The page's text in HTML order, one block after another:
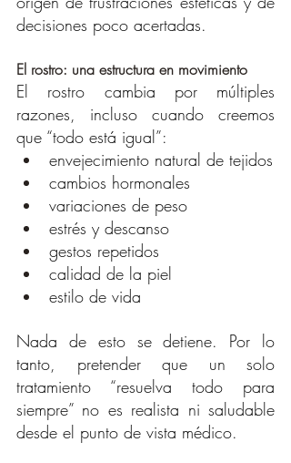
decisiones poco acertadas.
El rostro: una estructura en movimiento
El rostro cambia por múltiples
razones, incluso cuando creemos
que “todo está igual”:
envejecimiento natural de tejidos
cambios hormonales
variaciones de peso
estrés y descanso
gestos repetidos
calidad de la piel
estilo de vida
Nada de esto se detiene. Por lo
tanto, pretender que un solo
tratamiento “resuelva todo para
siempre” no es realista ni saludable
desde el punto de vista médico.